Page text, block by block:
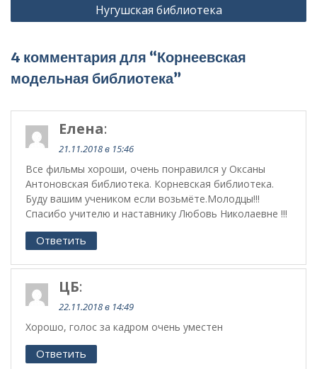
Нугушская библиотека
4 комментария для “Корнеевская
модельная библиотека”
Елена:
21.11.2018 в 15:46
Все фильмы хороши, очень понравился у Оксаны
Антоновская библиотека. Корневская библиотека.
Буду вашим учеником если возьмёте.Молодцы!!!
Спасибо учителю и наставнику Любовь Николаевне !!!
Ответить
ЦБ:
22.11.2018 в 14:49
Хорошо, голос за кадром очень уместен
Ответить